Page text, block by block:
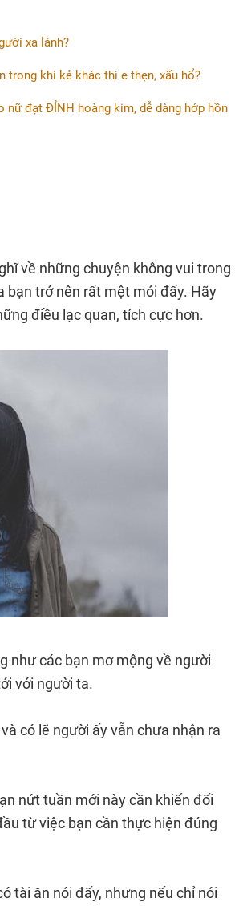
xa lánh?
khi kẻ khác thì e thẹn, xấu hổ?
nữ đạt ĐỈNH hoàng kim, dễ dàng hớp hồn
về những chuyện không vui trong
bạn trở nên rất mệt mỏi đấy. Hãy
điều lạc quan, tích cực hơn.
như các bạn mơ mộng về người
với người ta.
có lẽ người ấy vẫn chưa nhận ra
nứt tuần mới này cần khiến đối
từ việc bạn cần thực hiện đúng
tài ăn nói đấy, nhưng nếu chỉ nói